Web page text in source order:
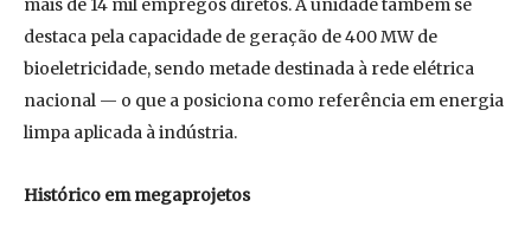
mais de 14 mil empregos diretos. A unidade também se
destaca pela capacidade de geração de 400 MW de
bioeletricidade, sendo metade destinada à rede elétrica
nacional — o que a posiciona como referência em energia
limpa aplicada à indústria.
Histórico em megaprojetos